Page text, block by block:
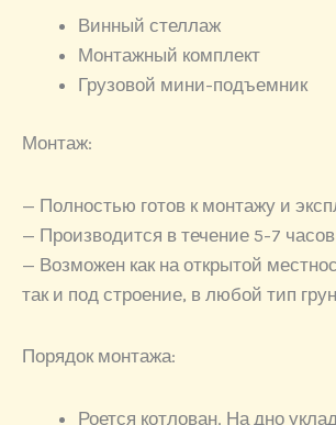
Винный стеллаж
Монтажный комплект
Грузовой мини-подъемник
Монтаж:
— Полностью готов к монтажу и
— Производится в течение 5-7 часов
— Возможен как на открытой
так и под строение, в любой тип
Порядок монтажа:
Роется котлован. На дно